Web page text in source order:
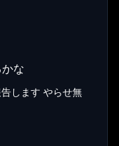
な
します やらせ無